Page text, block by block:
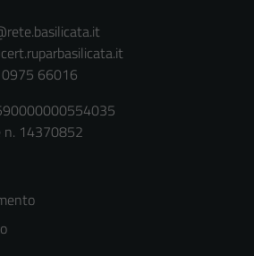
0975 66016
n. 14370852